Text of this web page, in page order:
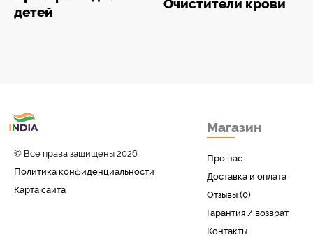
детей
Очистители крови
© Все права защищены 2026
Политика конфиденциальности
Карта сайта
Магазин
Про нас
Доставка и оплата
Отзывы (0)
Гарантия / возврат
Контакты